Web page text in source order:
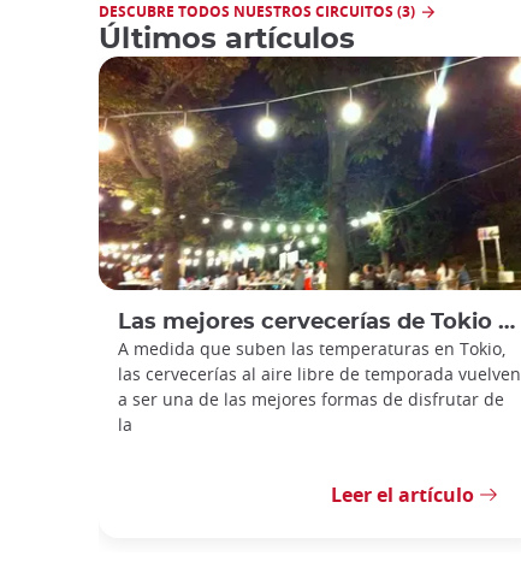
DESCUBRE TODOS NUESTROS CIRCUITOS (3)
Últimos artículos
Las mejores cervecerías de Tokio para el verano
A medida que suben las temperaturas en Tokio,
las cervecerías al aire libre de temporada vuelven
a ser una de las mejores formas de disfrutar de
la
Leer el artículo